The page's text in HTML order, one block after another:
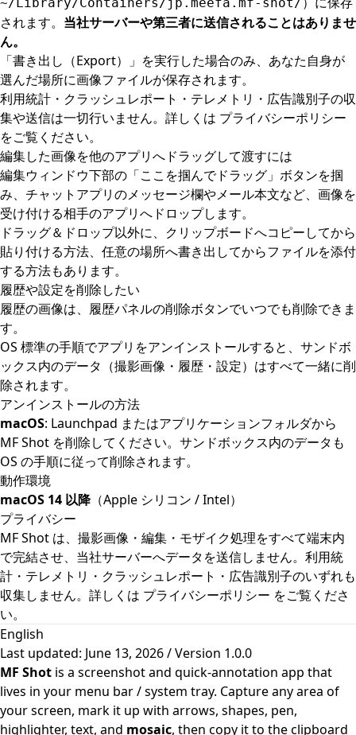
されます。 当社サーバーや第三者に送信されることはありませ
ん。
「書き出し（Export）」を実行した場合のみ、あなた自身が
選んだ場所に画像ファイルが保存されます。
利用統計・クラッシュレポート・テレメトリ・広告識別子の収
集や送信は一切行いません。詳しくは プライバシーポリシー
をご覧ください。
編集した画像を他のアプリへドラッグして渡すには
編集ウィンドウ下部の「ここを掴んでドラッグ」ボタンを掴
み、チャットアプリのメッセージ欄やメール本文など、画像を
受け付ける相手のアプリへドロップします。
ドラッグ＆ドロップ以外に、クリップボードへコピーしてから
貼り付ける方法、任意の場所へ書き出してからファイルを添付
する方法もあります。
履歴や設定を削除したい
履歴の画像は、履歴パネルの削除ボタンでいつでも削除できま
す。
OS 標準の手順でアプリをアンインストールすると、サンドボ
ックス内のデータ（撮影画像・履歴・設定）はすべて一緒に削
除されます。
アンインストールの方法
macOS: Launchpad またはアプリケーションフォルダから
MF Shot を削除してください。サンドボックス内のデータも
OS の手順に従って削除されます。
動作環境
macOS 14 以降（Apple シリコン / Intel）
プライバシー
MF Shot は、撮影画像・編集・モザイク処理をすべて端末内
で完結させ、当社サーバーへデータを送信しません。利用統
計・テレメトリ・クラッシュレポート・広告識別子のいずれも
収集しません。詳しくは プライバシーポリシー をご覧くださ
い。
English
Last updated: June 13, 2026 / Version 1.0.0
MF Shot is a screenshot and quick-annotation app that
lives in your menu bar / system tray. Capture any area of
your screen, mark it up with arrows, shapes, pen,
highlighter, text, and mosaic, then copy it to the clipboard